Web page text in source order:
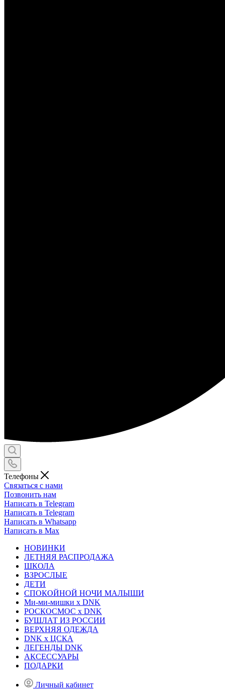
Телефоны
Связаться с нами
Позвонить нам
Написать в Telegram
Написать в Telegram
Написать в Whatsapp
Написать в Max
НОВИНКИ
ЛЕТНЯЯ РАСПРОДАЖА
ШКОЛА
ВЗРОСЛЫЕ
ДЕТИ
СПОКОЙНОЙ НОЧИ МАЛЫШИ
Ми-ми-мишки x DNK
РОСКОСМОС x DNK
БУШЛАТ ИЗ РОССИИ
ВЕРХНЯЯ ОДЕЖДА
DNK x ЦСКА
ЛЕГЕНДЫ DNK
АКСЕССУАРЫ
ПОДАРКИ
Личный кабинет